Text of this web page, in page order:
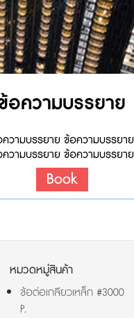
อความบรรยาย
วามบรรยาย ข้อความบรรยาย
วามบรรยาย ข้อความบรรยาย
Book
หมวดหมู่สินค้า
ข้อต่อเกลียวเหล็ก #3000
P.